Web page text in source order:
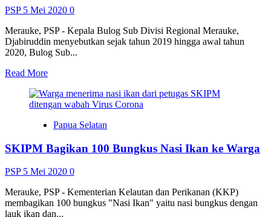
Desa
Untuk
Covid-
19
PSP 5 Mei 2020 0
Merauke, PSP - Kepala Bulog Sub Divisi Regional Merauke,
Djabiruddin menyebutkan sejak tahun 2019 hingga awal tahun
2020, Bulog Sub...
Read MoreRead
about
Selama
2020,
Kirim
Ton
Merauke
ke
Luar
Papua Selatan
SKIPM Bagikan 100 Bungkus Nasi Ikan ke Warga
PSP 5 Mei 2020 0
Merauke, PSP - Kementerian Kelautan dan Perikanan (KKP)
membagikan 100 bungkus "Nasi Ikan" yaitu nasi bungkus dengan
lauk ikan dan...